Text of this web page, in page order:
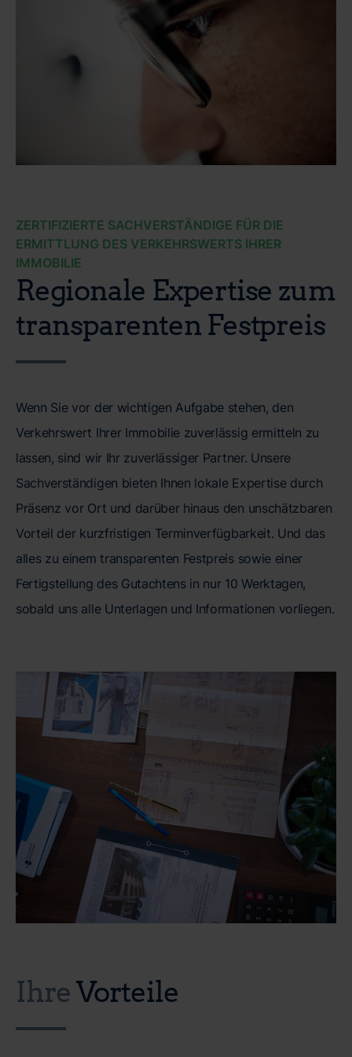
ZERTIFIZIERTE SACHVERSTÄNDIGE FÜR DIE
ERMITTLUNG DES VERKEHRSWERTS IHRER
IMMOBILIE
Regionale Expertise zum
transparenten Festpreis
Wenn Sie vor der wichtigen Aufgabe stehen, den
Verkehrswert Ihrer Immobilie zuverlässig ermitteln zu
lassen, sind wir Ihr zuverlässiger Partner. Unsere
Sachverständigen bieten Ihnen lokale Expertise durch
Präsenz vor Ort und darüber hinaus den unschätzbaren
Vorteil der kurzfristigen Terminverfügbarkeit. Und das
alles zu einem transparenten Festpreis sowie einer
Fertigstellung des Gutachtens in nur 10 Werktagen,
sobald uns alle Unterlagen und Informationen vorliegen.
IhreVorteile